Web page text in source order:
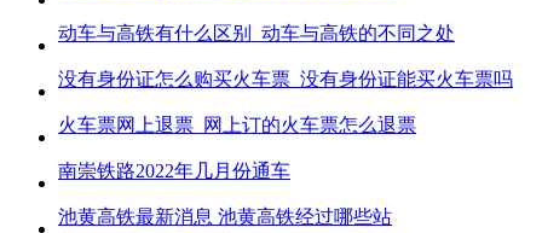
动车与高铁有什么区别_动车与高铁的不同之处
没有身份证怎么购买火车票_没有身份证能买火车票吗
火车票网上退票_网上订的火车票怎么退票
南崇铁路2022年几月份通车
池黄高铁最新消息 池黄高铁经过哪些站